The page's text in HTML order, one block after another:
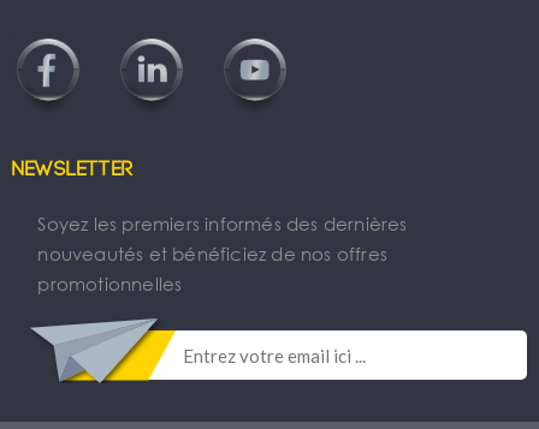
Newsletter
Soyez les premiers informés des dernières
nouveautés et bénéficiez de nos offres
promotionnelles